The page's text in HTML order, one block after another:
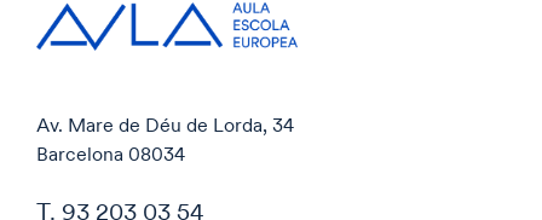
Av. Mare de Déu de Lorda, 34
Barcelona 08034
T. 93 203 03 54